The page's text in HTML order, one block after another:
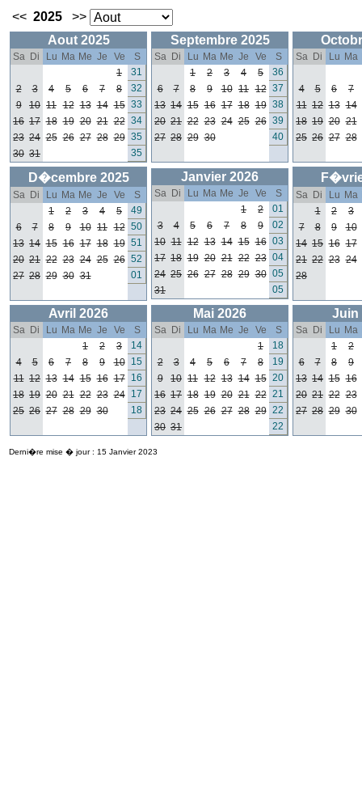
<< 2025
>>
Aout 2025
Sa Di Lu Ma Me Je Ve
S
1
31
2
3 4 5 6 7 8
32
9
10 11 12 13 14 15 33
16 17 18 19 20 21 22 34
23 24 25 26 27 28 29 35
30 31 35
Septembre 2025
Sa Di Lu Ma Me Je Ve
S
1
2 3 4 5
36
6
7 8 9 10 11 12 37
13 14 15 16 17 18 19 38
20 21 22 23 24 25 26 39
27 28 29 30 40
Sa Di Lu Ma
4 5 6
7
11 12 13 14
18 19 20 21
25 26 27 28
D�cembre 2025
Sa Di Lu Ma Me Je Ve
S
1
2 3 4 5
49
6
7 8 9 10 11 12 50
13 14 15 16 17 18 19 51
20 21 22 23 24 25 26 52
27 28 29 30 31 01
Janvier 2026
Sa Di Lu Ma Me Je Ve
S
1
2
01
3
4 5 6 7 8 9
02
10 11 12 13 14 15 16 03
17 18 19 20 21 22 23 04
24 25 26 27 28 29 30 05
31
05
Sa Di Lu Ma
1
2
3
7
8 9
10
14 15 16 17
21 22 23 24
28
Avril 2026
Sa Di Lu Ma Me Je Ve
S
1
2 3
14
4
5 6 7 8 9 10
15
11 12 13 14 15 16 17
16
18 19 20 21 22 23 24
17
25 26 27 28 29 30 18
Mai 2026
Sa Di Lu Ma Me Je Ve
S
1
18
2
3 4 5 6 7 8
19
9
10 11 12 13 14 15 20
16 17 18 19 20 21 22 21
23 24 25 26 27 28 29 22
30 31 22
Juin
Sa Di Lu Ma
1
2
6
7 8
9
13 14 15 16
20 21 22 23
27 28 29 30
Derni�re mise � jour : 15 Janvier 2023